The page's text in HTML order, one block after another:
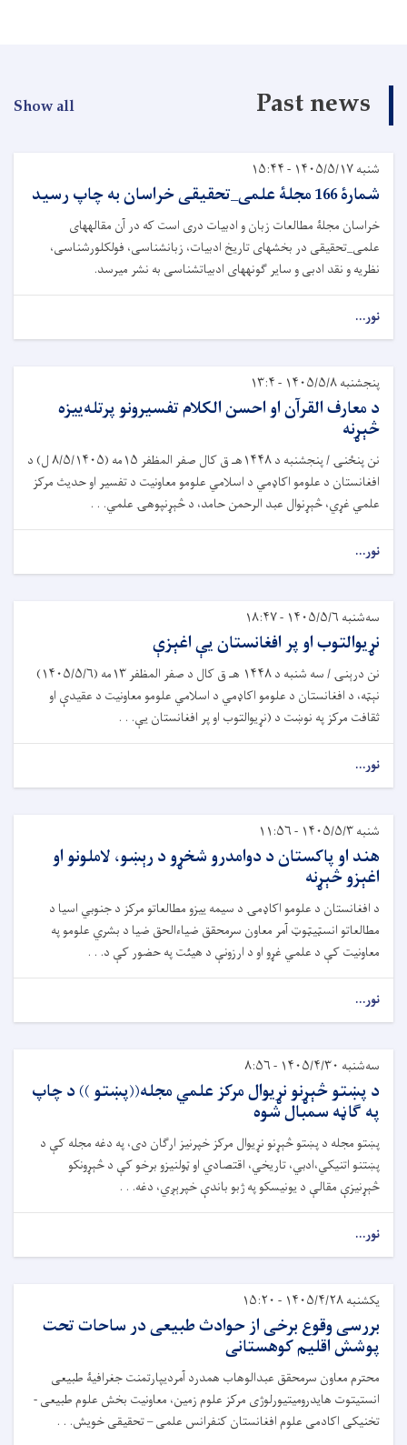
Past news
Show all
شنبه ۱۴۰۵/۵/۱۷ - ۱۵:۴۴
شمارۀ 166 مجلۀ علمی_تحقیقی خراسان به چاپ رسید
خراسان مجلۀ مطالعات زبان و ادبیات دری است که در آن مقاله­های
علمی_تحقیقی در بخش­های تاریخ ادبیات، زبان­شناسی، فولکلورشناسی،
نظریه و نقد ادبی و سایر گونه­های ادبیات­شناسی به نشر می­رسد.
نور...
پنجشنبه ۱۴۰۵/۵/۸ - ۱۳:۴
د معارف القرآن او احسن الکلام تفسیرونو پرتله‌ییزه
څېړنه
نن پنځنۍ / پنجشنبه د ۱۴۴۸هـ ق کال صفر المظفر ۱۵مه (۸/۵/۱۴۰۵ ل) د
افغانستان د علومو اکاډمي د اسلامي علومو معاونیت د تفسیر او حدیث مرکز
علمي غړي، څېړنوال عبد الرحمن حامد، د څېړنپوهۍ علمي. . .
نور...
سه‌شنبه ۱۴۰۵/۵/۶ - ۱۸:۴۷
نړیوالتوب او پر افغانستان یې اغېزې
نن درېنۍ / سه ‎شنبه د ۱۴۴۸ هـ ق کال د صفر المظفر ۱۳مه (۱۴۰۵/۵/۶)
نېټه، د افغانستان د علومو اکاډمي د اسلامي علومو معاونیت د عقیدې او
ثقافت مرکز په نوښت د (نړیوالتوب او پر افغانستان یې. . .
نور...
شنبه ۱۴۰۵/۵/۳ - ۱۱:۵۶
هند او پاکستان د دوامدرو شخړو د رېښو، لاملونو او
اغېزو څېړنه
د افغانستان د علومو اکاډمۍ د سیمه ییزو مطالعاتو مرکز د جنوبي اسیا د
مطالعاتو انسټیټوټ آمر معاون سرمحقق ضیاءالحق ضیا د بشري علومو په
معاونیت کې د علمي غړو او د ارزونې د هیئت په حضور کې د. . .
نور...
سه‌شنبه ۱۴۰۵/۴/۳۰ - ۸:۵۶
د پښتو څېړنو نړيوال مرکز علمي مجله((پښتو )) د چاپ
په ګاڼه سمبال شوه
پښتو مجله د پښتو څېړنو نړيوال مرکز خپرنيز ارګان دی، په دغه مجله کې د
پښتنو اتنيکي،ادبي، تاريخي، اقتصادي او ټولنيزو برخو کې د څېړونکو
څېړنيزې مقالې د يونيسکو په ژبو باندې خپرېږي، دغه. . .
نور...
یکشنبه ۱۴۰۵/۴/۲۸ - ۱۵:۲۰
بررسی وقوع برخی از حوادث طبیعی در ساحات تحت
پوشش اقلیم کوهستانی
محترم معاون سرمحقق عبدالوهاب همدرد آمردیپارتمنت جغرافیۀ طبیعی
انستیتوت هایدرومیتیورلوژی مرکز علوم زمین، معاونیت بخش علوم طبیعی -
تخنیکی اکادمی علوم افغانستان کنفرانس علمی – تحقیقی خویش. . .